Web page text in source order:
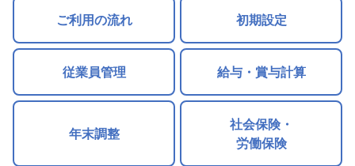
ご利用の流れ 初期設定
従業員管理 給与・賞与計算
年末調整
社会保険・
労働保険